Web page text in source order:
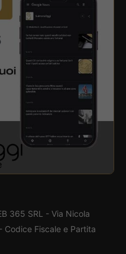
365 SRL - Via Nicola
Codice Fiscale e Partita